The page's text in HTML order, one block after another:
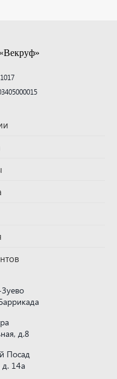
д.8
Посад
14а